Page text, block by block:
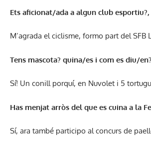
Ets aficionat/ada a algun club esportiu?,
M’agrada el ciclisme, formo part del SFB
Tens mascota? quina/es i com es diu/en?
Sí! Un conill porquí, en Nuvolet i 5
Has menjat arròs del que es cuina a la
Sí, ara també participo al concurs de